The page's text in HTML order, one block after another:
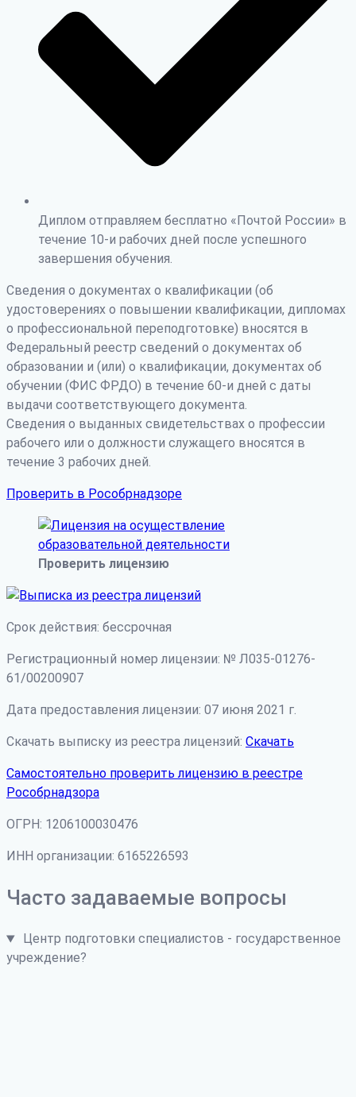
Диплом отправляем бесплатно «Почтой России» в
течение 10-и рабочих дней после успешного
завершения обучения.
Сведения о документах о квалификации (об
удостоверениях о повышении квалификации, дипломах
о профессиональной переподготовке) вносятся в
Федеральный реестр сведений о документах об
образовании и (или) о квалификации, документах об
обучении (ФИС ФРДО) в течение 60-и дней с даты
выдачи соответствующего документа.
Сведения о выданных свидетельствах о профессии
рабочего или о должности служащего вносятся в
течение 3 рабочих дней.
Проверить в Рособрнадзоре
Проверить лицензию
Срок действия: бессрочная
Регистрационный номер лицензии: № Л035-01276-
61/00200907
Дата предоставления лицензии: 07 июня 2021 г.
Скачать выписку из реестра лицензий: Скачать
Самостоятельно проверить лицензию в реестре
Рособрнадзора
ОГРН: 1206100030476
ИНН организации: 6165226593
Часто задаваемые вопросы
Центр подготовки специалистов - государственное
учреждение?